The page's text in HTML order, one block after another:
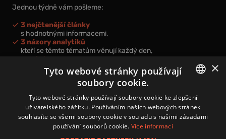
Jednou týdně vám pošleme:
3 nejčtenější články
s hodnotnými informacemi,
3 názory analytiků
kteří se těmto tématům věnují každý den,
nová videa a podcasty
k prohloubení vašich znalostí.
Přihlášením k newsletteru vyjadřujete svůj souhlas spodmínkami
zpracování osobních údajů.
CZECH
×
Tyto webové stránky používají
soubory cookie.
Tyto webové stránky používají soubory cookie ke zlepšení
uživatelského zážitku. Používáním našich webových stránek
souhlasíte se všemi soubory cookie v souladu s našimi zásadami
používání souborů cookie. Více informací